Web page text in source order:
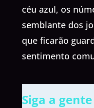
céu azul, os
semblante dos
que ficarão
sentimento
Siga a gente